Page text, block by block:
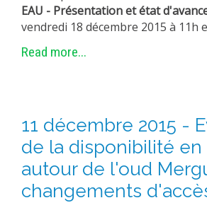
EAU - Présentation et état
vendredi 18 décembre 2015 à 11h
Read more...
11 décembre 2015 -
de la disponibilité en
autour de l'oud
changements